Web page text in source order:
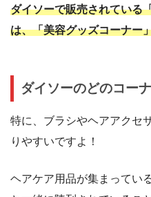
ダイソーで販売されている
は、「美容グッズコーナー
ダイソーのどのコー
特に、ブラシやヘアアクセ
りやすいですよ！
ヘアケア用品が集まってい